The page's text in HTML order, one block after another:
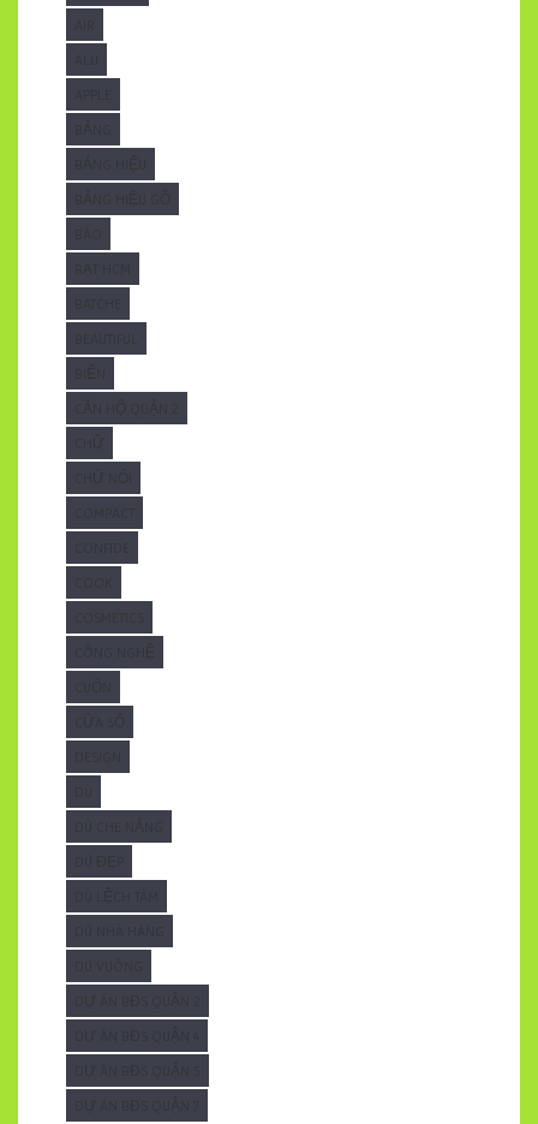
AIR
ALU
APPLE
BÁO
BẠT HCM
BATCHE
BEAUTIFUL
COMPACT
COSMETICS
CỬA SỔ
DÙ ĐẸP
DÙ LỆCH TÂM
DÙ NHÀ HÀNG
DỰ ÁN BĐS QUẬN 2
DỰ ÁN BĐS QUẬN 4
DỰ ÁN BĐS QUẬN 5
DỰ ÁN BĐS QUẬN 7